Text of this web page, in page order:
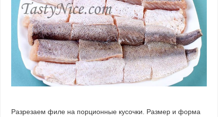
Разрезаем филе на порционные кусочки. Размер и форма